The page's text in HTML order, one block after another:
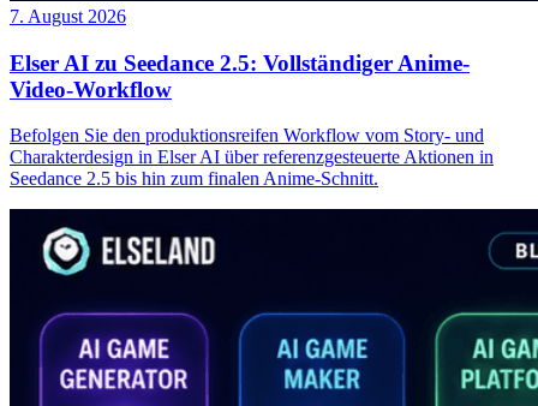
7. August 2026
Elser AI zu Seedance 2.5: Vollständiger Anime-
Video-Workflow
Befolgen Sie den produktionsreifen Workflow vom Story- und
Charakterdesign in Elser AI über referenzgesteuerte Aktionen in
Seedance 2.5 bis hin zum finalen Anime-Schnitt.